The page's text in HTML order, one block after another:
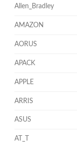
Allen_Bradley
AMAZON
AORUS
APACK
APPLE
ARRIS
ASUS
AT_T